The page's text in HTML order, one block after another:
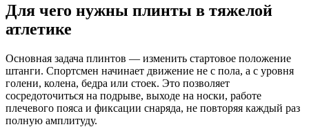
Для чего нужны плинты в тяжелой
атлетике
Основная задача плинтов — изменить стартовое положение
штанги. Спортсмен начинает движение не с пола, а с уровня
голени, колена, бедра или стоек. Это позволяет
сосредоточиться на подрыве, выходе на носки, работе
плечевого пояса и фиксации снаряда, не повторяя каждый раз
полную амплитуду.